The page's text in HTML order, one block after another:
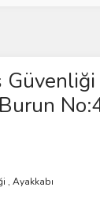
Güvenliği
,Ayakkabı